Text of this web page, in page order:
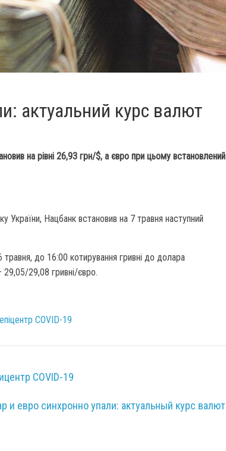
актуальний курс валют
на рівні 26,93 грн/$, а євро при цьому встановлений
України, Нацбанк встановив на 7 травня наступний
до 16:00 котирування гривні до долара
29,05/29,08 гривні/євро.
COVID-19
COVID-19
и евро синхронно упали: актуальный курс валют